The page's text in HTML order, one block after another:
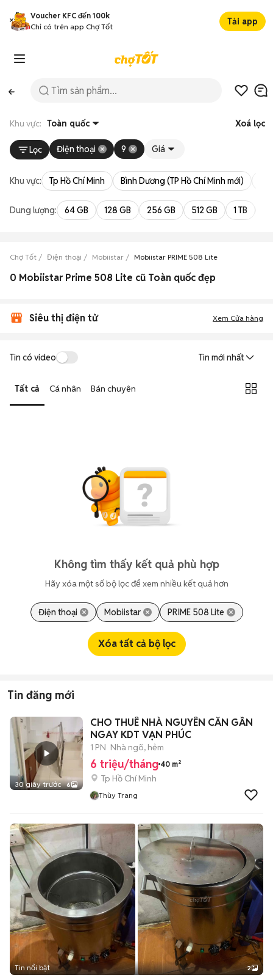
Voucher KFC đến 100k
Chỉ có trên app Chợ Tốt
Tải app
Khu vực: Toàn quốc Xoá lọc
Lọc Điện thoại 9 Giá
Khu vực: Tp Hồ Chí Minh Bình Dương (TP Hồ Chí Minh mới)
Dung lượng: 64 GB 128 GB 256 GB 512 GB 1 TB
Chợ Tốt Điện thoại Mobiistar Mobiistar PRIME 508 Lite
0 Mobiistar Prime 508 Lite cũ Toàn quốc đẹp
Siêu thị điện tử Xem Cửa hàng
Tin có video Tin mới nhất
Tất cả Cá nhân Bán chuyên
Không tìm thấy kết quả phù hợp
Hãy xóa một số bộ lọc để xem nhiều kết quả hơn
Điện thoại Mobiistar PRIME 508 Lite
Xóa tất cả bộ lọc
Tin đăng mới
30 giây trước 6
CHO THUÊ NHÀ NGUYÊN CĂN GẦN
NGAY KDT VẠN PHÚC
1 PN Nhà ngõ, hẻm
6 triệu/tháng 40 m²
Tp Hồ Chí Minh
Thùy Trang
Tin nổi bật 2